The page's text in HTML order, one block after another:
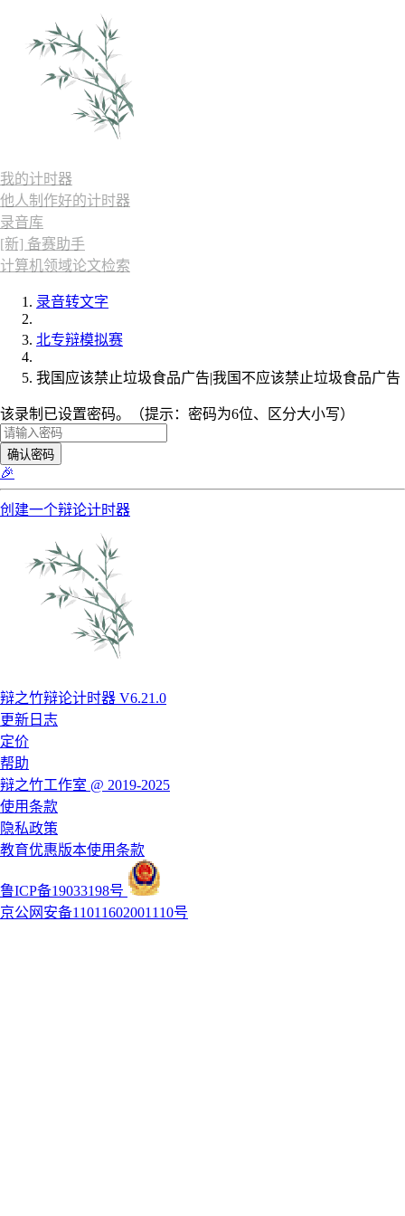
我的计时器
他人制作好的计时器
录音库
[新] 备赛助手
计算机领域论文检索
录音转文字
北专辩模拟赛
我国应该禁止垃圾食品广告|我国不应该禁止垃圾食品广告
该录制已设置密码。（提示：密码为6位、区分大小写）
确认密码
🎉
创建一个辩论计时器
辩之竹辩论计时器 V6.21.0
更新日志
定价
帮助
辩之竹工作室 @ 2019-2025
使用条款
隐私政策
教育优惠版本使用条款
鲁ICP备19033198号
京公网安备11011602001110号